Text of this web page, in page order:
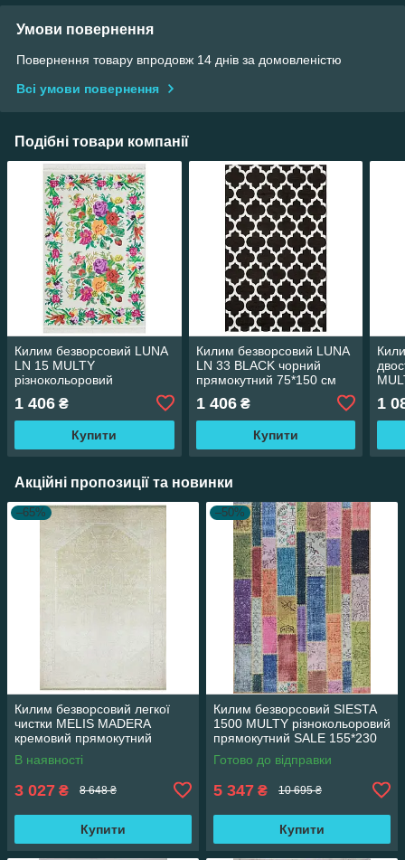
Умови повернення
Повернення товару впродовж 14 днів за домовленістю
Всі умови повернення
Подібні товари компанії
Килим безворсовий LUNA
LN 15 MULTY
різнокольоровий
1 406 ₴
Купити
Килим безворсовий LUNA
LN 33 BLACK чорний
прямокутний 75*150 см
1 406₴
Купити
1
Акційні пропозиції та новинки
–65%
Килим безворсовий легкої
чистки MELIS MADERA
кремовий прямокутний
160*230 см
В наявності
3 027 ₴ 8 648 ₴
Купити
–50%
Килим безворсовий SIESTA
1500 MULTY різнокольоровий
прямокутний SALE 155*230
см
Готово до відправки
5 347 ₴ 10 695 ₴
Купити